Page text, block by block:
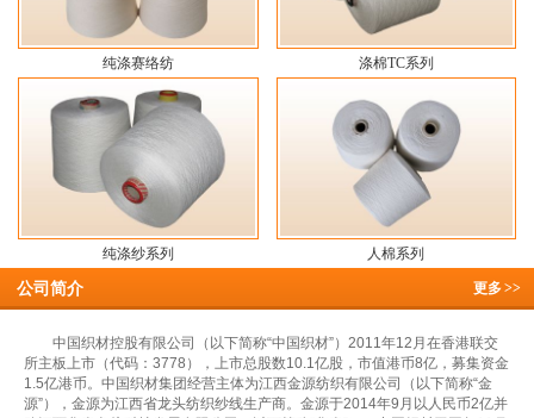
纯涤赛络纺 涤棉TC系列
纯涤纱系列 人棉系列
更多>>
公司简介
中国织材控股有限公司（以下简称“中国织材”）2011年12月在香港联交
所主板上市（代码：3778），上市总股数10.1亿股，市值港币8亿，募集资金
1.5亿港币。中国织材集团经营主体为江西金源纺织有限公司（以下简称“金
源”），金源为江西省龙头纺织纱线生产商。金源于2014年9月以人民币2亿并